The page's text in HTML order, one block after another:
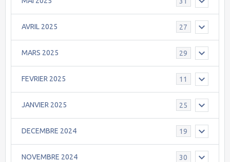
AVRIL 2025 27
MARS 2025 29
FEVRIER 2025 11
JANVIER 2025 25
DECEMBRE 2024 19
NOVEMBRE 2024 30